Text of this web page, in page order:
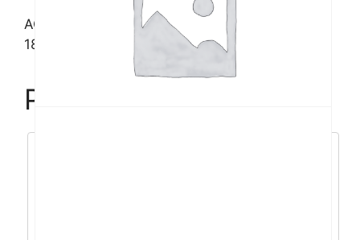
ACER Nitro VG270M IPS 27”, 2xHDMI, VGA,
180Hz, zv
Povezani proizvodi